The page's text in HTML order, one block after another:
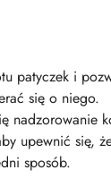
patyczek i
się o niego.
nadzorowanie
upewnić się,
sposób.